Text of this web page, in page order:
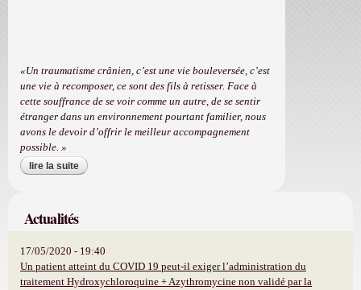
«Un traumatisme crânien, c’est une vie bouleversée, c’est
une vie à recomposer, ce sont des fils à retisser. Face à
cette souffrance de se voir comme un autre, de se sentir
étranger dans un environnement pourtant familier, nous
avons le devoir d’offrir le meilleur accompagnement
possible. »
lire la suite de traumatismes craniens - handicap
invisible
Actualités
17/05/2020 - 19:40
Un patient atteint du COVID 19 peut-il exiger l’administration du
traitement Hydroxychloroquine + Azythromycine non validé par la